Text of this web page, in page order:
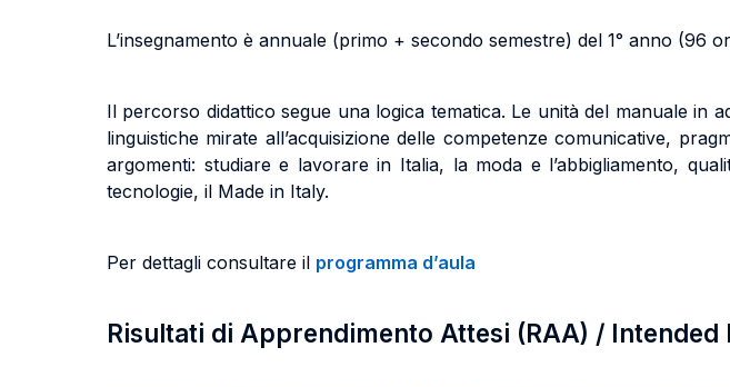
L’insegnamento è annuale (primo + secondo semestre) del 1° anno (96
Il percorso didattico segue una logica tematica. Le unità del manuale
linguistiche mirate all’acquisizione delle competenze comunicative,
argomenti: studiare e lavorare in Italia, la moda e l’abbigliamento,
tecnologie, il Made in Italy.
Per dettagli consultare il programma d’aula
Risultati di Apprendimento Attesi (RAA) / Intended